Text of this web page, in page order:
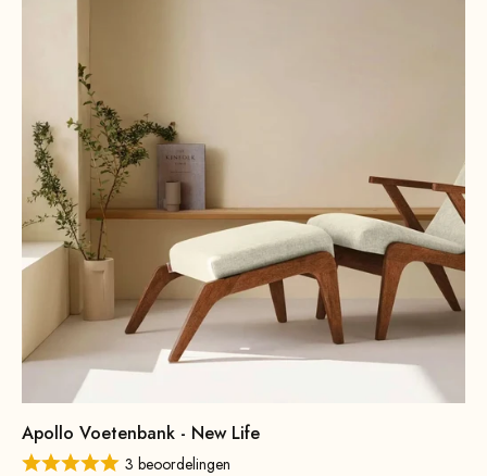
Apollo Voetenbank - New Life
3 beoordelingen